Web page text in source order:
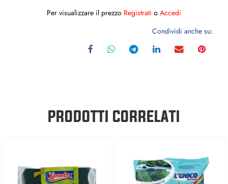
Per visualizzare il prezzo Registrati o Accedi
Condividi anche su:
PRODOTTI CORRELATI